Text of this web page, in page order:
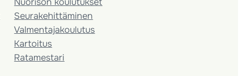
Seura­kehittäminen
Valmentaja­koulutus
Kartoitus
Ratamestari